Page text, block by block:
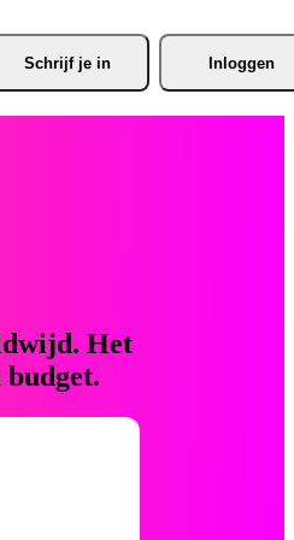
Schrijf je in Inloggen
Het